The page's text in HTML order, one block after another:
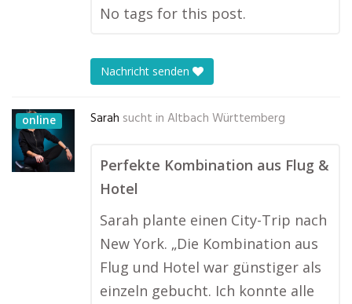
No tags for this post.
Nachricht senden
online Sarah sucht in Altbach Württemberg
Perfekte Kombination aus Flug &
Hotel
Sarah plante einen City-Trip nach
New York. „Die Kombination aus
Flug und Hotel war günstiger als
einzeln gebucht. Ich konnte alle